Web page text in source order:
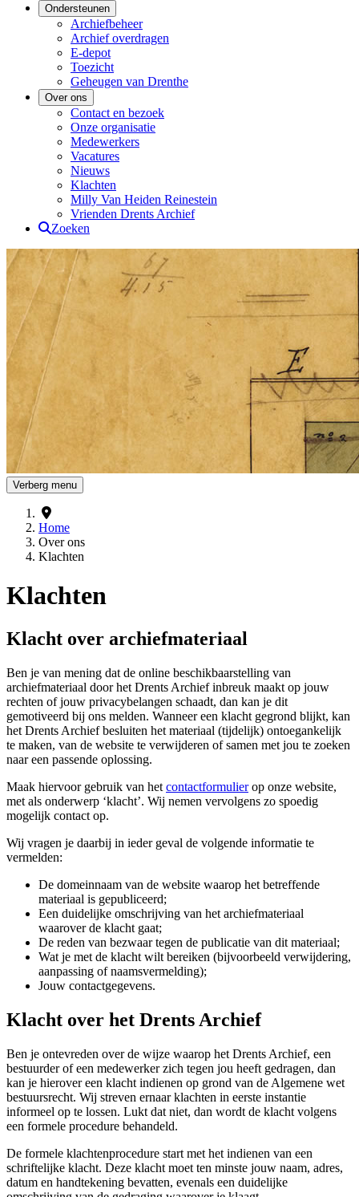
Ondersteunen
Archiefbeheer
Archief overdragen
E-depot
Toezicht
Geheugen van Drenthe
Over ons
Contact en bezoek
Onze organisatie
Medewerkers
Vacatures
Nieuws
Klachten
Milly Van Heiden Reinestein
Vrienden Drents Archief
Zoeken
Verberg menu
Home
Over ons
Klachten
Klachten
Klacht over archiefmateriaal
Ben je van mening dat de online beschikbaarstelling van
archiefmateriaal door het Drents Archief inbreuk maakt op jouw
rechten of jouw privacybelangen schaadt, dan kan je dit
gemotiveerd bij ons melden. Wanneer een klacht gegrond blijkt, kan
het Drents Archief besluiten het materiaal (tijdelijk) ontoegankelijk
te maken, van de website te verwijderen of samen met jou te zoeken
naar een passende oplossing.
Maak hiervoor gebruik van het contactformulierop onze website,
met als onderwerp ‘klacht’. Wij nemen vervolgens zo spoedig
mogelijk contact op.
Wij vragen je daarbij in ieder geval de volgende informatie te
vermelden:
De domeinnaam van de website waarop het betreffende
materiaal is gepubliceerd;
Een duidelijke omschrijving van het archiefmateriaal
waarover de klacht gaat;
De reden van bezwaar tegen de publicatie van dit materiaal;
Wat je met de klacht wilt bereiken (bijvoorbeeld verwijdering,
aanpassing of naamsvermelding);
Jouw contactgegevens.
Klacht over het Drents Archief
Ben je ontevreden over de wijze waarop het Drents Archief, een
bestuurder of een medewerker zich tegen jou heeft gedragen, dan
kan je hierover een klacht indienen op grond van de Algemene wet
bestuursrecht. Wij streven ernaar klachten in eerste instantie
informeel op te lossen. Lukt dat niet, dan wordt de klacht volgens
een formele procedure behandeld.
De formele klachtenprocedure start met het indienen van een
schriftelijke klacht. Deze klacht moet ten minste jouw naam, adres,
datum en handtekening bevatten, evenals een duidelijke